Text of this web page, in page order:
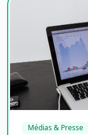
Médias & Presse